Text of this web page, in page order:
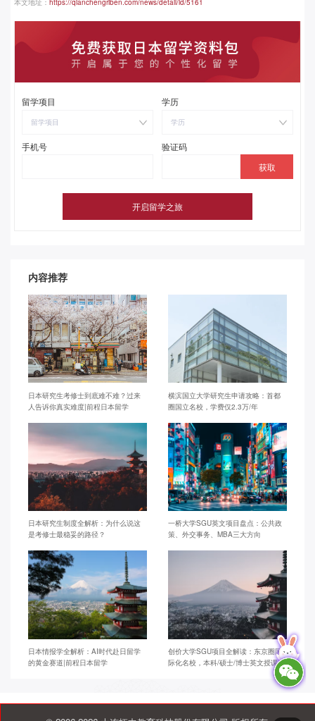
本文地址： https://qianchengriben.com/news/detail/id/5161
留学项目
留学项目
学历
学历
手机号 验证码
内容推荐
日本研究生考修士到底难不难？过来
人告诉你真实难度|前程日本留学
横滨国立大学研究生申请攻略：首都
圈国立名校，学费仅2.3万/年
日本研究生制度全解析：为什么说这
是考修士最稳妥的路径？
一桥大学SGU英文项目盘点：公共政
策、外交事务、MBA三大方向
日本情报学全解析：AI时代赴日留学
的黄金赛道|前程日本留学
创价大学SGU项目全解读：东京圈国
际化名校，本科/硕士/博士英文授课